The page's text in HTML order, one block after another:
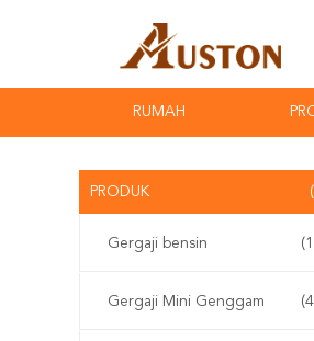
RUMAH
PRODUK
Gergaji bensin
Gergaji Mini Genggam